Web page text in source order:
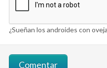
¿Sueñan los androides con